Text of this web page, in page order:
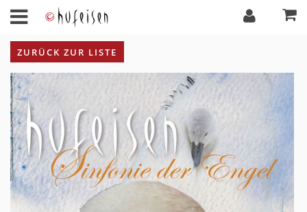
ZURÜCK ZUR LISTE